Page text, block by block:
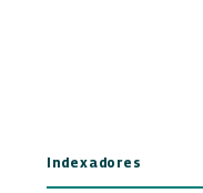
Indexadores